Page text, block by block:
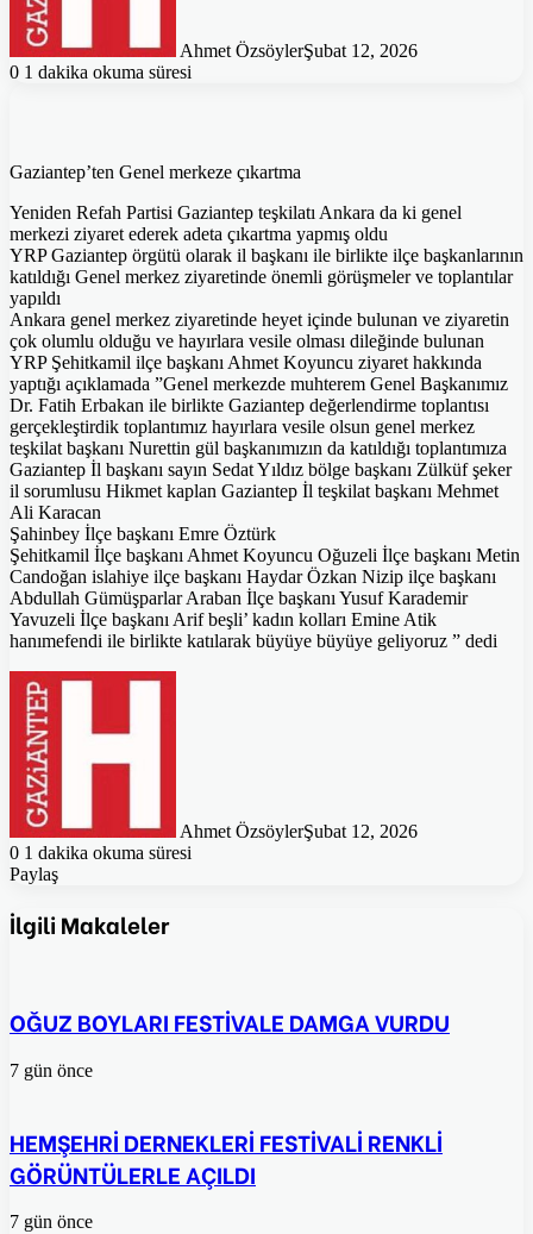
Ahmet ÖzsöylerŞubat 12, 2026
0 1 dakika okuma süresi
Gaziantep’ten Genel merkeze çıkartma
Yeniden Refah Partisi Gaziantep teşkilatı Ankara da ki genel
merkezi ziyaret ederek adeta çıkartma yapmış oldu
YRP Gaziantep örgütü olarak il başkanı ile birlikte ilçe başkanlarının
katıldığı Genel merkez ziyaretinde önemli görüşmeler ve toplantılar
yapıldı
Ankara genel merkez ziyaretinde heyet içinde bulunan ve ziyaretin
çok olumlu olduğu ve hayırlara vesile olması dileğinde bulunan
YRP Şehitkamil ilçe başkanı Ahmet Koyuncu ziyaret hakkında
yaptığı açıklamada ”Genel merkezde muhterem Genel Başkanımız
Dr. Fatih Erbakan ile birlikte Gaziantep değerlendirme toplantısı
gerçekleştirdik toplantımız hayırlara vesile olsun genel merkez
teşkilat başkanı Nurettin gül başkanımızın da katıldığı toplantımıza
Gaziantep İl başkanı sayın Sedat Yıldız bölge başkanı Zülküf şeker
il sorumlusu Hikmet kaplan Gaziantep İl teşkilat başkanı Mehmet
Ali Karacan
Şahinbey İlçe başkanı Emre Öztürk
Şehitkamil İlçe başkanı Ahmet Koyuncu Oğuzeli İlçe başkanı Metin
Candoğan islahiye ilçe başkanı Haydar Özkan Nizip ilçe başkanı
Abdullah Gümüşparlar Araban İlçe başkanı Yusuf Karademir
Yavuzeli İlçe başkanı Arif beşli’ kadın kolları Emine Atik
hanımefendi ile birlikte katılarak büyüye büyüye geliyoruz ” dedi
Ahmet ÖzsöylerŞubat 12, 2026
0 1 dakika okuma süresi
Paylaş
Posta
ile
İlgili Makaleler
OĞUZ BOYLARI FESTİVALE DAMGA VURDU
7 gün önce
HEMŞEHRİ DERNEKLERİ FESTİVALİ RENKLİ
GÖRÜNTÜLERLE AÇILDI
7 gün önce